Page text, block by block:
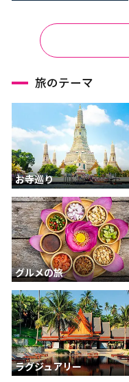
旅のテーマ
お寺巡り
グルメの旅
ラグジュアリー